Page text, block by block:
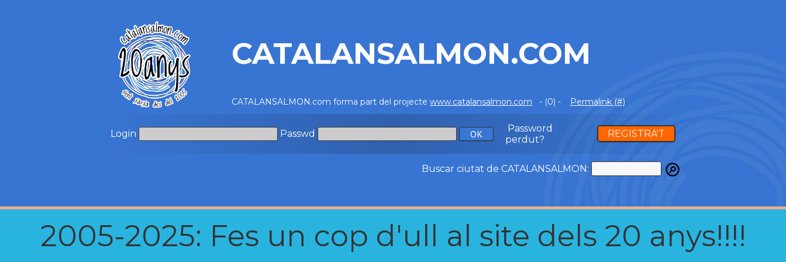
CATALANSALMON.COM
CATALANSALMON.com forma part del projecte www.catalansalmon.com - (0) - Permalink (#)
Login Passwd
Password
perdut?
REGISTRA'T
Buscar ciutat de CATALANSALMON:
2005-2025: Fes un cop d'ull al site dels 20 anys!!!!